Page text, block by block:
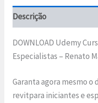
Descrição
DOWNLOAD Udemy
Especialistas – Renato
Garanta agora mesmo
revitpara iniciantes e